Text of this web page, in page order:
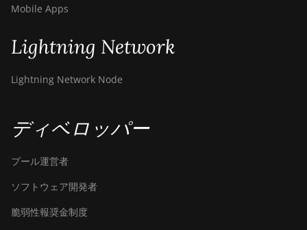
Mobile Apps
Lightning Network
Lightning Network Node
ディベロッパー
プール運営者
ソフトウェア開発者
脆弱性報奨金制度